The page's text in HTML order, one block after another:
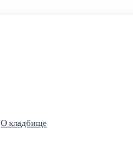
О кладбище